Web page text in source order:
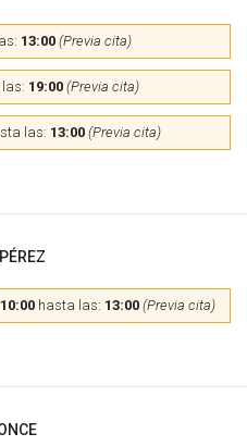
13:00 (Previa cita)
19:00 (Previa cita)
las: 13:00 (Previa cita)
10:00 hasta las: 13:00 (Previa cita)